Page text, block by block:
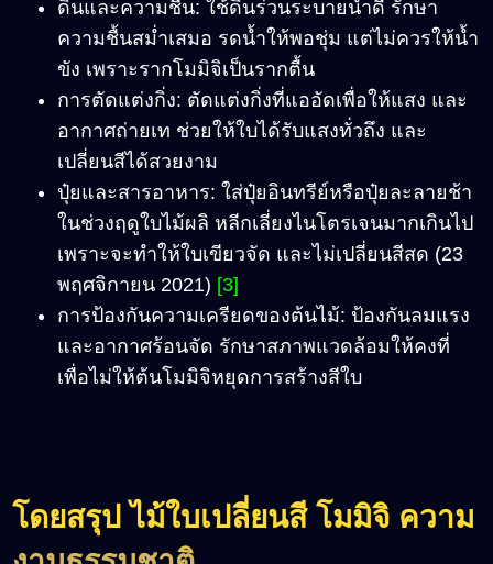
ดินและความชื้น: ใช้ดินร่วนระบายน้ำดี รักษา
ความชื้นสม่ำเสมอ รดน้ำให้พอชุ่ม แต่ไม่ควรให้น้ำ
ขัง เพราะรากโมมิจิเป็นรากตื้น
การตัดแต่งกิ่ง: ตัดแต่งกิ่งที่แออัดเพื่อให้แสง และ
อากาศถ่ายเท ช่วยให้ใบได้รับแสงทั่วถึง และ
เปลี่ยนสีได้สวยงาม
ปุ๋ยและสารอาหาร: ใส่ปุ๋ยอินทรีย์หรือปุ๋ยละลายช้า
ในช่วงฤดูใบไม้ผลิ หลีกเลี่ยงไนโตรเจนมากเกินไป
เพราะจะทำให้ใบเขียวจัด และไม่เปลี่ยนสีสด (23
พฤศจิกายน 2021) [3]
การป้องกันความเครียดของต้นไม้: ป้องกันลมแรง
และอากาศร้อนจัด รักษาสภาพแวดล้อมให้คงที่
เพื่อไม่ให้ต้นโมมิจิหยุดการสร้างสีใบ
โดยสรุป ไม้ใบเปลี่ยนสี โมมิจิ ความ